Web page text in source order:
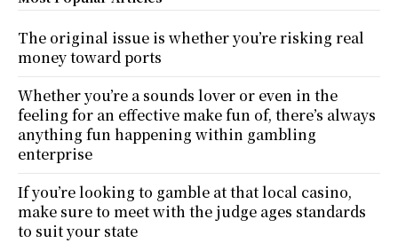
The original issue is whether you’re risking real
money toward ports
Whether you’re a sounds lover or even in the
feeling for an effective make fun of, there’s always
anything fun happening within gambling
enterprise
If you’re looking to gamble at that local casino,
make sure to meet with the judge ages standards
to suit your state